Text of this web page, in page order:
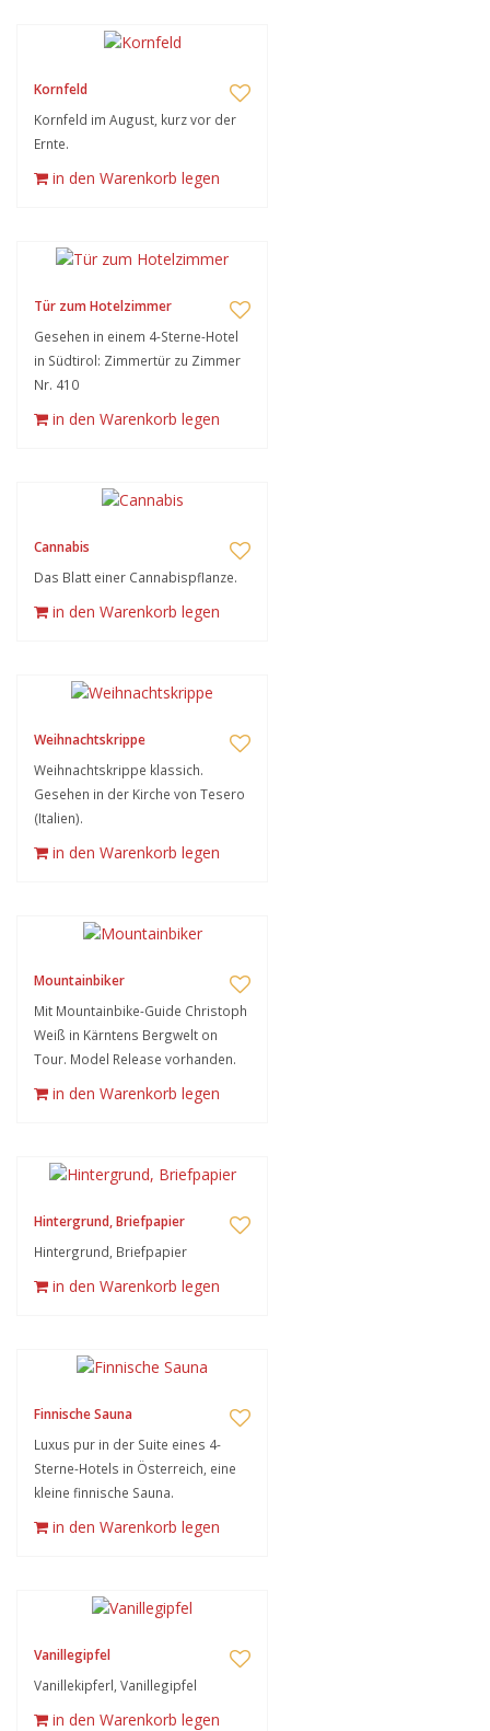
Kornfeld
Kornfeld im August, kurz vor der
Ernte.
in den Warenkorb legen
Tür zum Hotelzimmer
Gesehen in einem 4-Sterne-Hotel
in Südtirol: Zimmertür zu Zimmer
Nr. 410
in den Warenkorb legen
Cannabis
Das Blatt einer Cannabispflanze.
in den Warenkorb legen
Weihnachtskrippe
Weihnachtskrippe klassich.
Gesehen in der Kirche von Tesero
(Italien).
in den Warenkorb legen
Mountainbiker
Mit Mountainbike-Guide Christoph
Weiß in Kärntens Bergwelt on
Tour. Model Release vorhanden.
in den Warenkorb legen
Hintergrund, Briefpapier
Hintergrund, Briefpapier
in den Warenkorb legen
Finnische Sauna
Luxus pur in der Suite eines 4-
Sterne-Hotels in Österreich, eine
kleine finnische Sauna.
in den Warenkorb legen
Vanillegipfel
Vanillekipferl, Vanillegipfel
in den Warenkorb legen